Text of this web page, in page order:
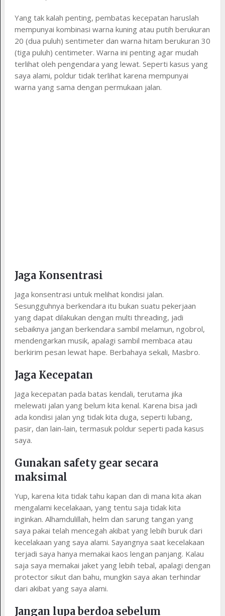
Yang tak kalah penting, pembatas kecepatan haruslah
mempunyai kombinasi warna kuning atau putih berukuran
20 (dua puluh) sentimeter dan warna hitam berukuran 30
(tiga puluh) centimeter. Warna ini penting agar mudah
terlihat oleh pengendara yang lewat. Seperti kasus yang
saya alami, poldur tidak terlihat karena mempunyai
warna yang sama dengan permukaan jalan.
Jaga Konsentrasi
Jaga konsentrasi untuk melihat kondisi jalan.
Sesungguhnya berkendara itu bukan suatu pekerjaan
yang dapat dilakukan dengan multi threading, jadi
sebaiknya jangan berkendara sambil melamun, ngobrol,
mendengarkan musik, apalagi sambil membaca atau
berkirim pesan lewat hape. Berbahaya sekali, Masbro.
Jaga Kecepatan
Jaga kecepatan pada batas kendali, terutama jika
melewati jalan yang belum kita kenal. Karena bisa jadi
ada kondisi jalan yng tidak kita duga, seperti lubang,
pasir, dan lain-lain, termasuk poldur seperti pada kasus
saya.
Gunakan safety gear secara
maksimal
Yup, karena kita tidak tahu kapan dan di mana kita akan
mengalami kecelakaan, yang tentu saja tidak kita
inginkan. Alhamdulillah, helm dan sarung tangan yang
saya pakai telah mencegah akibat yang lebih buruk dari
kecelakaan yang saya alami. Sayangnya saat kecelakaan
terjadi saya hanya memakai kaos lengan panjang. Kalau
saja saya memakai jaket yang lebih tebal, apalagi dengan
protector sikut dan bahu, mungkin saya akan terhindar
dari akibat yang saya alami.
Jangan lupa berdoa sebelum